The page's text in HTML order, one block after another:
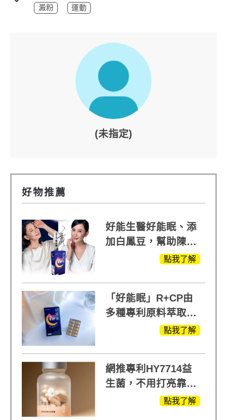
澱粉
運動
(未指定)
好物推薦
好能生醫好能眠、添
加白鳳豆，幫助陳亞
蘭入睡的力量點我了解
「好能眠」R+CP由
多種專利原料萃取、
白鳳豆、羅布麻、西
晰的關鍵!
點我了解
網推專利HY7714益
生菌，不用打亮靠養
點我了解